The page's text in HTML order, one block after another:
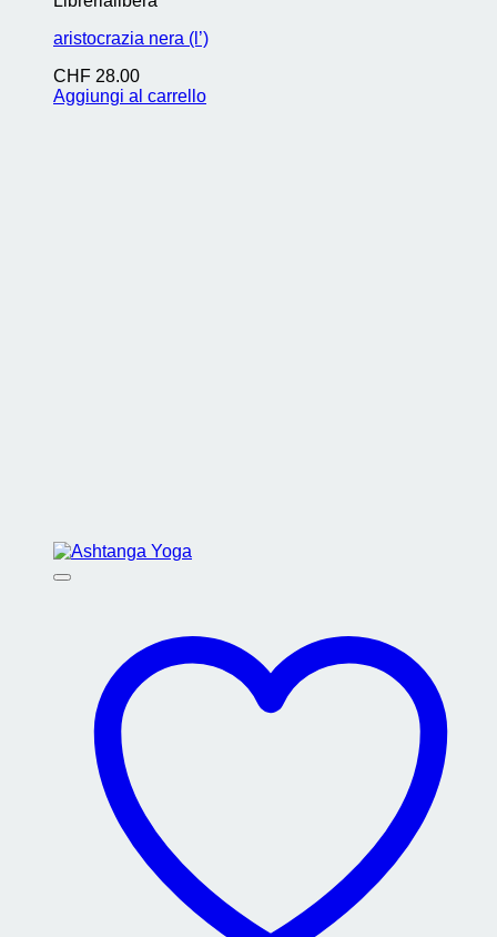
aristocrazia nera (l’)
CHF 28.00
Aggiungi al carrello